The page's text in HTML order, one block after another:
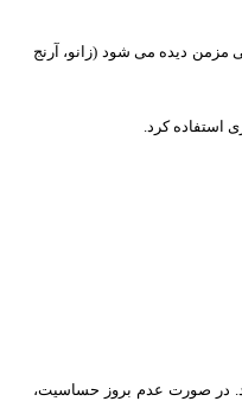
مزمن دیده می شود (زانو، آرنج
استفاده کرد.
در صورت عدم بروز حساسیت،